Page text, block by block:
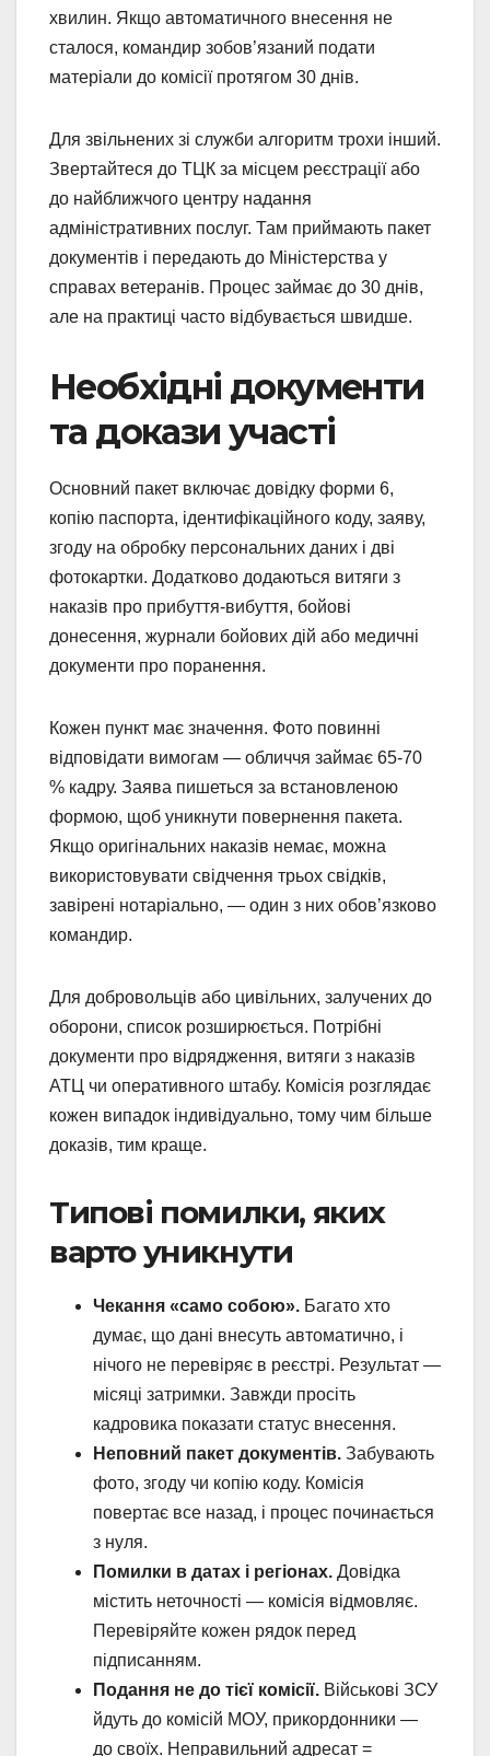
хвилин. Якщо автоматичного внесення не
сталося, командир зобов’язаний подати
матеріали до комісії протягом 30 днів.
Для звільнених зі служби алгоритм трохи інший.
Звертайтеся до ТЦК за місцем реєстрації або
до найближчого центру надання
адміністративних послуг. Там приймають пакет
документів і передають до Міністерства у
справах ветеранів. Процес займає до 30 днів,
але на практиці часто відбувається швидше.
Необхідні документи
та докази участі
Основний пакет включає довідку форми 6,
копію паспорта, ідентифікаційного коду, заяву,
згоду на обробку персональних даних і дві
фотокартки. Додатково додаються витяги з
наказів про прибуття-вибуття, бойові
донесення, журнали бойових дій або медичні
документи про поранення.
Кожен пункт має значення. Фото повинні
відповідати вимогам — обличчя займає 65-70
% кадру. Заява пишеться за встановленою
формою, щоб уникнути повернення пакета.
Якщо оригінальних наказів немає, можна
використовувати свідчення трьох свідків,
завірені нотаріально, — один з них обов’язково
командир.
Для добровольців або цивільних, залучених до
оборони, список розширюється. Потрібні
документи про відрядження, витяги з наказів
АТЦ чи оперативного штабу. Комісія розглядає
кожен випадок індивідуально, тому чим більше
доказів, тим краще.
Типові помилки, яких
варто уникнути
Чекання «само собою». Багато хто
думає, що дані внесуть автоматично, і
нічого не перевіряє в реєстрі. Результат —
місяці затримки. Завжди просіть
кадровика показати статус внесення.
Неповний пакет документів. Забувають
фото, згоду чи копію коду. Комісія
повертає все назад, і процес починається
з нуля.
Помилки в датах і регіонах. Довідка
містить неточності — комісія відмовляє.
Перевіряйте кожен рядок перед
підписанням.
Подання не до тієї комісії. Військові ЗСУ
йдуть до комісій МОУ, прикордонники —
до своїх. Неправильний адресат =